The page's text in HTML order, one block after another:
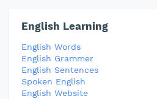
English Learning
English Words
English Grammer
English Sentences
Spoken English
English Website